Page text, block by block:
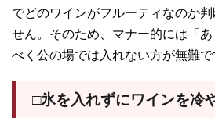
でどのワインがフルーティなのか
せん。そのため、マナー的には「
べく公の場では入れない方が無難で
□氷を入れずにワインを冷